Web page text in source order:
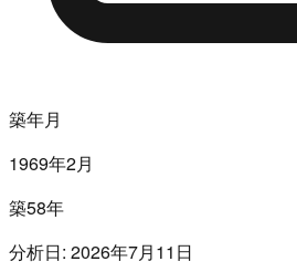
築年月
1969年2月
築58年
分析日: 2026年7月11日